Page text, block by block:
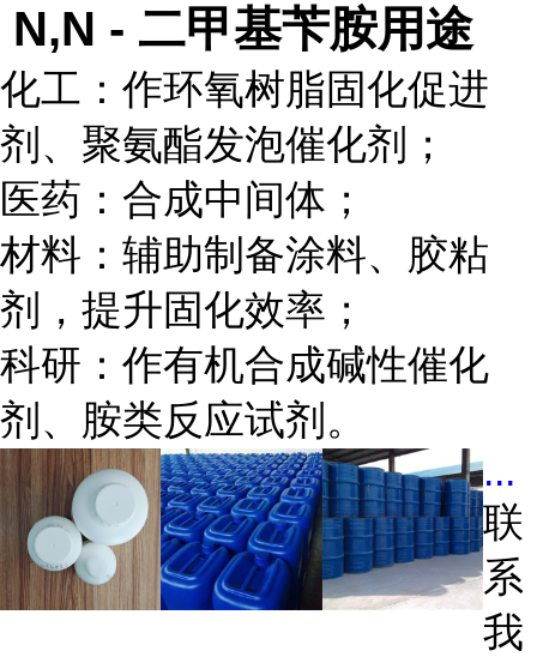
N,N - 二甲基苄胺用途
化工：作环氧树脂固化促进
剂、聚氨酯发泡催化剂；
医药：合成中间体；
材料：辅助制备涂料、胶粘
剂，提升固化效率；
科研：作有机合成碱性催化
剂、胺类反应试剂。
...
联
系
我